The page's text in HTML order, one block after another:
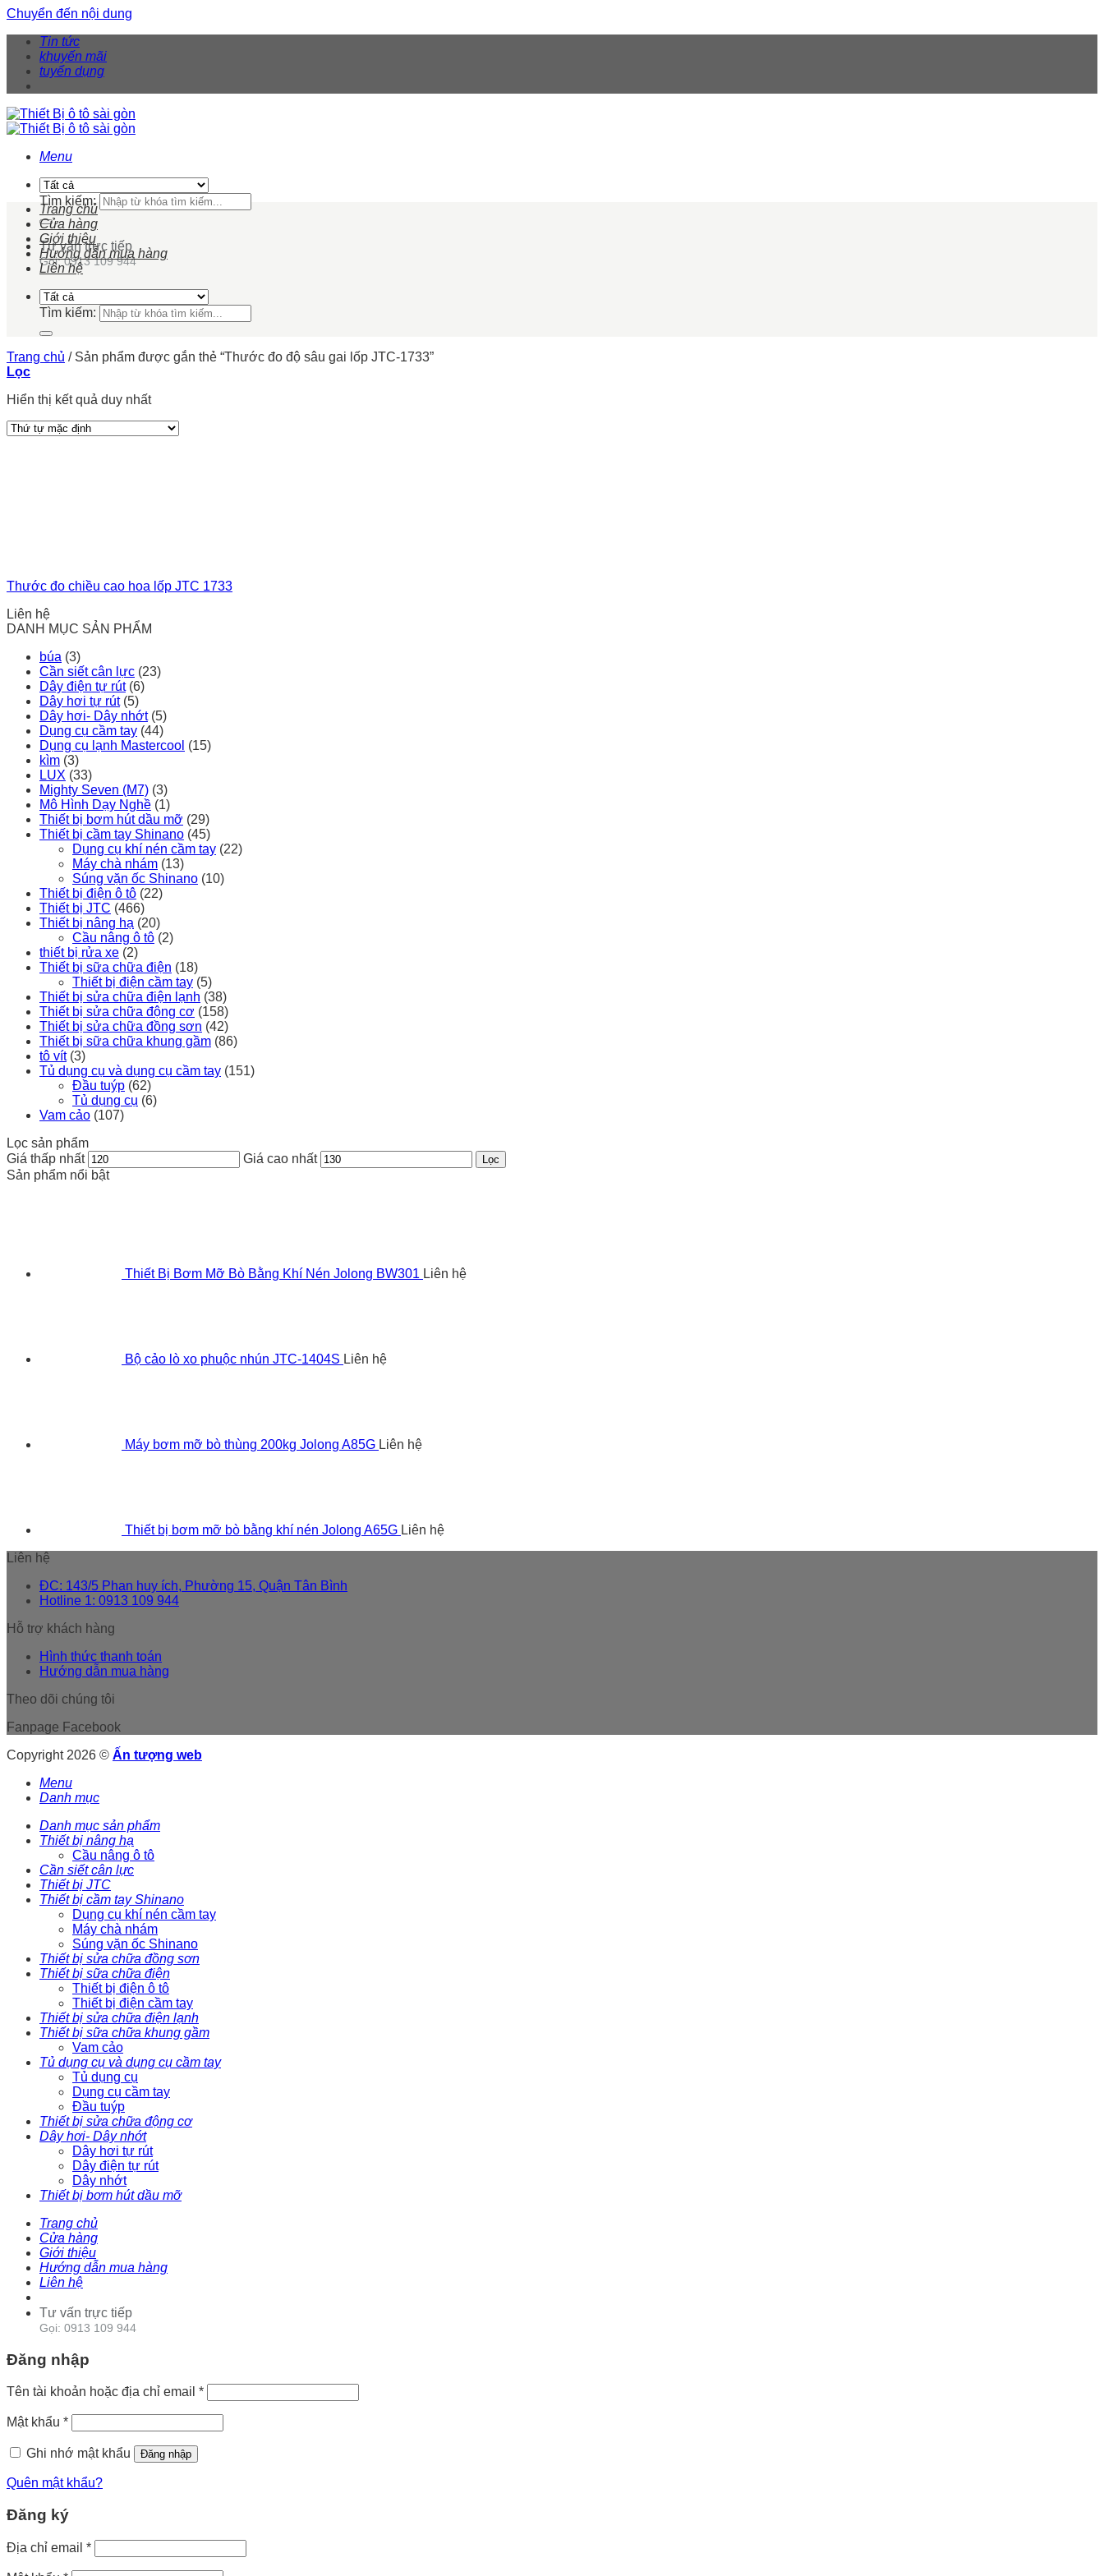
Chuyển đến nội dung
Tin tức
khuyến mãi
tuyển dụng
Menu
Tìm kiếm:
Tư vấn trực tiếp
Gọi: 0913 109 944
Trang chủ
Cửa hàng
Giới thiệu
Hướng dẫn mua hàng
Liên hệ
Tìm kiếm:
Trang chủ /Sản phẩm được gắn thẻ “Thước đo độ sâu gai lốp JTC-1733”
Lọc
Hiển thị kết quả duy nhất
Thước đo chiều cao hoa lốp JTC 1733
Liên hệ
DANH MỤC SẢN PHẨM
búa (3)
Cần siết cân lực (23)
Dây điện tự rút (6)
Dây hơi tự rút (5)
Dây hơi- Dây nhớt (5)
Dụng cụ cầm tay (44)
Dụng cụ lạnh Mastercool (15)
kìm (3)
LUX (33)
Mighty Seven (M7) (3)
Mô Hình Dạy Nghề (1)
Thiết bị bơm hút dầu mỡ (29)
Thiết bị cầm tay Shinano (45)
Dụng cụ khí nén cầm tay (22)
Máy chà nhám (13)
Súng vặn ốc Shinano (10)
Thiết bị điện ô tô (22)
Thiết bị JTC (466)
Thiết bị nâng hạ (20)
Cầu nâng ô tô (2)
thiết bị rửa xe (2)
Thiết bị sữa chữa điện (18)
Thiết bị điện cầm tay (5)
Thiết bị sửa chữa điện lạnh (38)
Thiết bị sửa chữa động cơ (158)
Thiết bị sửa chữa đồng sơn (42)
Thiết bị sữa chữa khung gầm (86)
tô vít (3)
Tủ dụng cụ và dụng cụ cầm tay (151)
Đầu tuýp (62)
Tủ dụng cụ (6)
Vam cảo (107)
Lọc sản phẩm
Giá thấp nhất
Giá cao nhất Lọc
Sản phẩm nổi bật
Thiết Bị Bơm Mỡ Bò Bằng Khí Nén Jolong BW301 Liên hệ
Bộ cảo lò xo phuộc nhún JTC-1404S Liên hệ
Máy bơm mỡ bò thùng 200kg Jolong A85G Liên hệ
Thiết bị bơm mỡ bò bằng khí nén Jolong A65G Liên hệ
Liên hệ
ĐC: 143/5 Phan huy ích, Phường 15, Quận Tân Bình
Hotline 1: 0913 109 944
Hỗ trợ khách hàng
Hình thức thanh toán
Hướng dẫn mua hàng
Theo dõi chúng tôi
Fanpage Facebook
Copyright 2026 © Ấn tượng web
Menu
Danh mục
Danh mục sản phẩm
Thiết bị nâng hạ
Cầu nâng ô tô
Cần siết cân lực
Thiết bị JTC
Thiết bị cầm tay Shinano
Dụng cụ khí nén cầm tay
Máy chà nhám
Súng vặn ốc Shinano
Thiết bị sửa chữa đồng sơn
Thiết bị sữa chữa điện
Thiết bị điện ô tô
Thiết bị điện cầm tay
Thiết bị sửa chữa điện lạnh
Thiết bị sữa chữa khung gầm
Vam cảo
Tủ dụng cụ và dụng cụ cầm tay
Tủ dụng cụ
Dụng cụ cầm tay
Đầu tuýp
Thiết bị sửa chữa động cơ
Dây hơi- Dây nhớt
Dây hơi tự rút
Dây điện tự rút
Dây nhớt
Thiết bị bơm hút dầu mỡ
Trang chủ
Cửa hàng
Giới thiệu
Hướng dẫn mua hàng
Liên hệ
Tư vấn trực tiếp
Gọi: 0913 109 944
Đăng nhập
Tên tài khoản hoặc địa chỉ email *
Mật khẩu *
Ghi nhớ mật khẩu Đăng nhập
Quên mật khẩu?
Đăng ký
Địa chỉ email *